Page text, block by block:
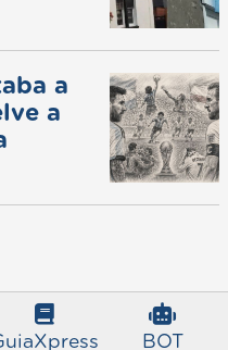
BOT
a
a